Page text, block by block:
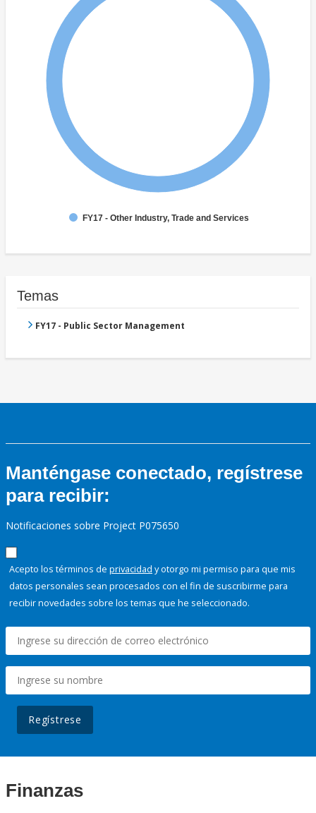
FY17 - Other Industry, Trade and Services
Temas
FY17 - Public Sector Management
Manténgase conectado, regístrese
para recibir:
Notificaciones sobre Project P075650
Acepto los términos de privacidad y otorgo mi permiso para que mis
datos personales sean procesados con el fin de suscribirme para
recibir novedades sobre los temas que he seleccionado.
Regístrese
Finanzas